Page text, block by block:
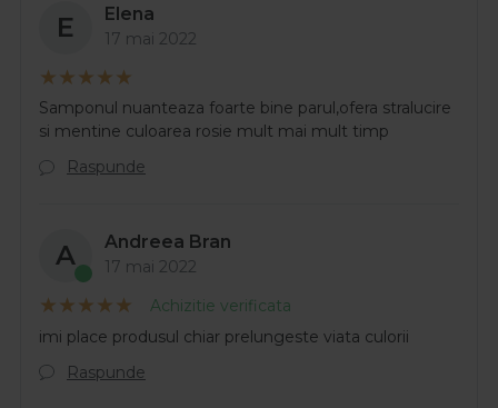
E Elena
17 mai 2022
Samponul nuanteaza foarte bine parul,ofera stralucire
si mentine culoarea rosie mult mai mult timp
Raspunde
A Andreea Bran
17 mai 2022
Achizitie verificata
imi place produsul chiar prelungeste viata culorii
Raspunde